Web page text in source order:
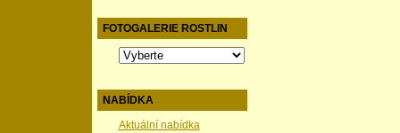
FOTOGALERIE ROSTLIN
NABÍDKA
Aktuální nabídka